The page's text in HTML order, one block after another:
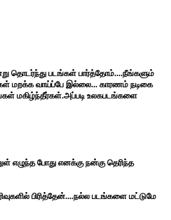
தொடர்ந்து படங்கள் பார்த்தோம்....நீங்களும்
மறக்க வாய்ப்பே இல்லை... காரணம் நடிகை
மகிழ்ந்தீர்கள்.அப்படி உலகபடங்களை
எழுந்த போது எனக்கு நன்கு தெரிந்த
பிரித்தேன்....நல்ல படங்களை மட்டுமே